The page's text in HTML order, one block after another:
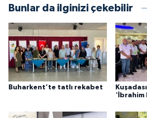
Bunlar da ilginizi çekebilir
Buharkent’te tatlı rekabet
'İbrahim